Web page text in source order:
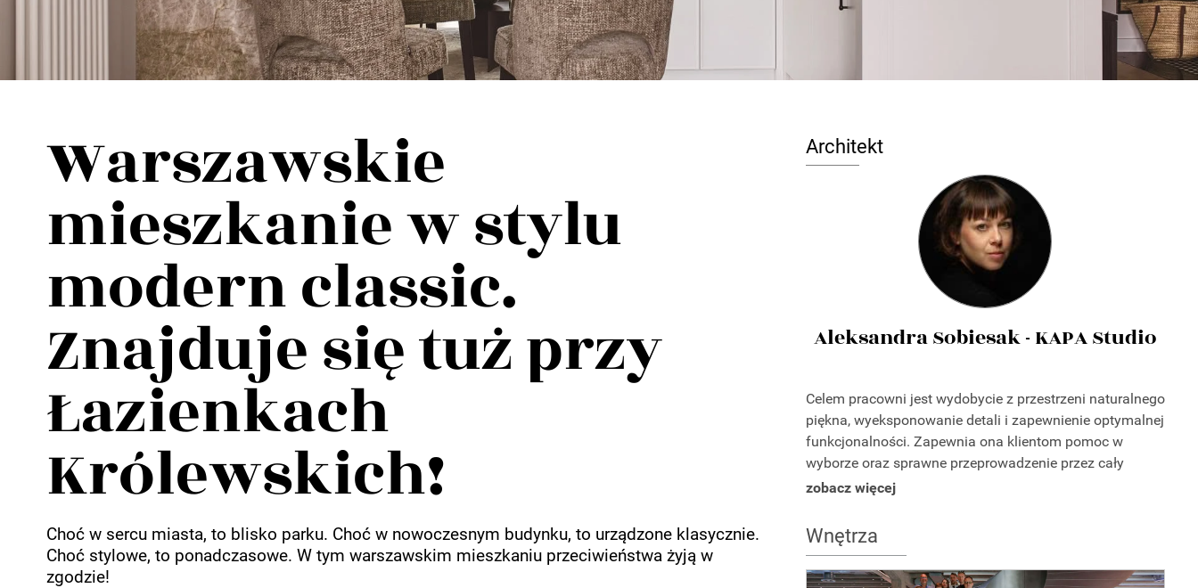
Wellnes
DIY
Warszawskie
mieszkanie w stylu
modern classic.
Znajduje się tuż przy
Łazienkach
Królewskich!
Choć w sercu miasta, to blisko parku. Choć w nowoczesnym budynku, to urządzone klasycznie.
Choć stylowe, to ponadczasowe. W tym warszawskim mieszkaniu przeciwieństwa żyją w
zgodzie!
Architekt
Aleksandra Sobiesak - KAPA Studio
Celem pracowni jest wydobycie z przestrzeni naturalnego
piękna, wyeksponowanie detali i zapewnienie optymalnej
funkcjonalności. Zapewnia ona klientom pomoc w
wyborze oraz sprawne przeprowadzenie przez cały
proces projektowy w przyjaznej atmosferze.
zobacz więcej
Wnętrza